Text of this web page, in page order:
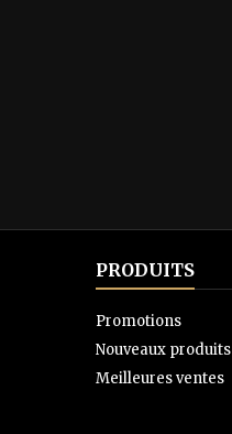
PRODUITS
Promotions
Nouveaux produits
Meilleures ventes